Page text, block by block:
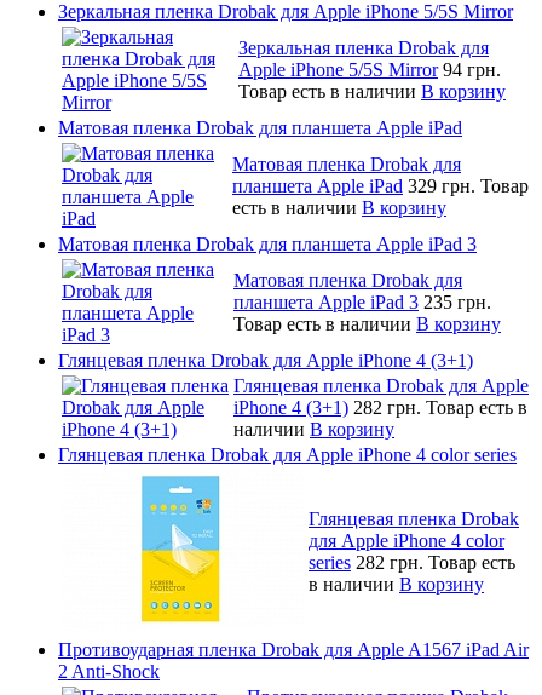
Зеркальная пленка Drobak для Apple iPhone 5/5S Mirror
Зеркальная пленка Drobak для
Apple iPhone 5/5S Mirror 94 грн.
Товар есть в наличии В корзину
Матовая пленка Drobak для планшета Apple iPad
Матовая пленка Drobak для
планшета Apple iPad 329 грн. Товар
есть в наличии В корзину
Матовая пленка Drobak для планшета Apple iPad 3
Матовая пленка Drobak для
планшета Apple iPad 3 235 грн.
Товар есть в наличии В корзину
Глянцевая пленка Drobak для Apple iPhone 4 (3+1)
Глянцевая пленка Drobak для Apple
iPhone 4 (3+1) 282 грн. Товар есть в
наличии В корзину
Глянцевая пленка Drobak для Apple iPhone 4 color series
Глянцевая пленка Drobak
для Apple iPhone 4 color
series 282 грн. Товар есть
в наличии В корзину
Противоударная пленка Drobak для Apple A1567 iPad Air
2 Anti-Shock